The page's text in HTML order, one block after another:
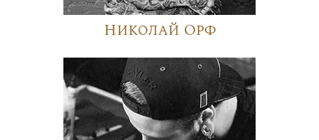
Николай Орф